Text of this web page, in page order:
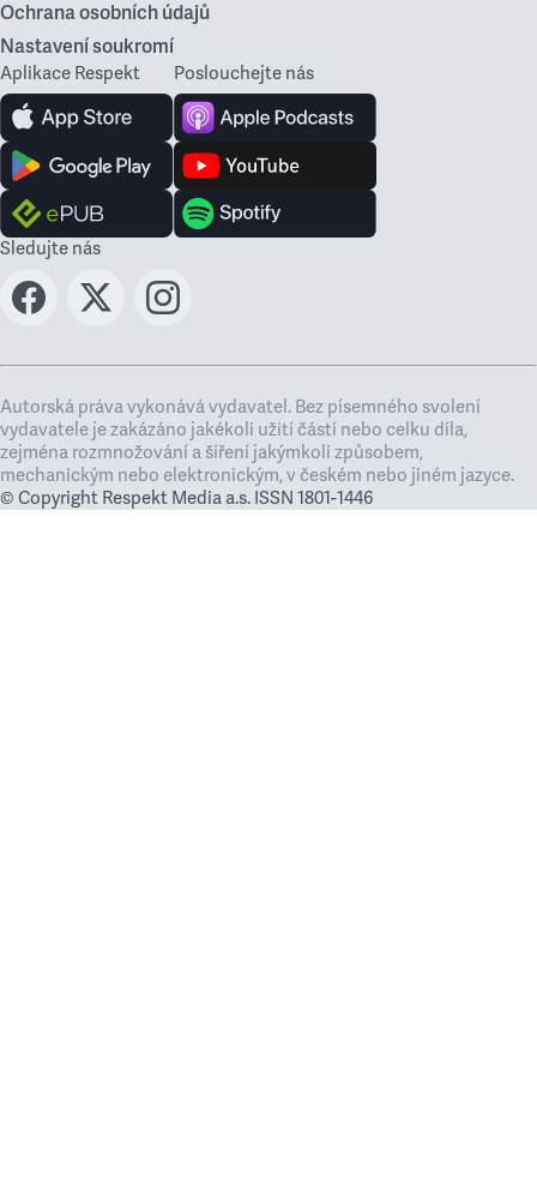
Ochrana osobních údajů
Nastavení soukromí
Aplikace Respekt Poslouchejte nás
Sledujte nás
Autorská práva vykonává vydavatel. Bez písemného svolení
vydavatele je zakázáno jakékoli užití částí nebo celku díla,
zejména rozmnožování a šíření jakýmkoli způsobem,
mechanickým nebo elektronickým, v českém nebo jiném jazyce.
© Copyright Respekt Media a.s. ISSN 1801-1446